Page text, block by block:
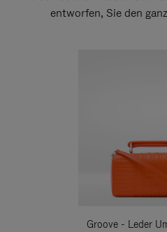
entworfen, Sie den
Groove - Leder